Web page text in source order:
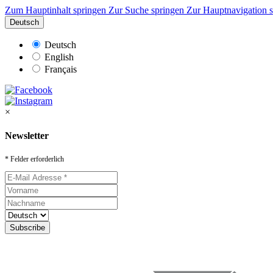
Zum Hauptinhalt springen Zur Suche springen Zur Hauptnavigation
Deutsch
Deutsch
English
Français
×
Newsletter
* Felder erforderlich